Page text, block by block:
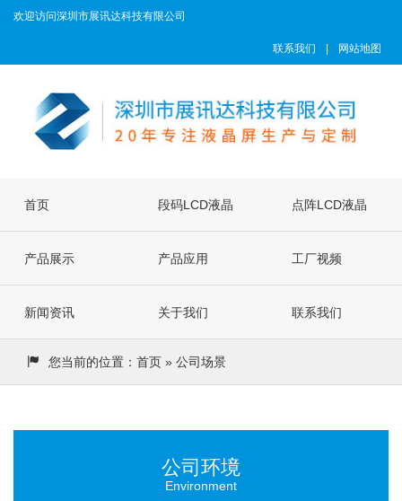
欢迎访问深圳市展讯达科技有限公司
联系我们 网站地图
首页 段码LCD液晶
屏
点阵LCD液晶
屏
产品展示 产品应用 工厂视频
新闻资讯 关于我们 联系我们
您当前的位置： 首页 » 公司场景
公司环境
Environment